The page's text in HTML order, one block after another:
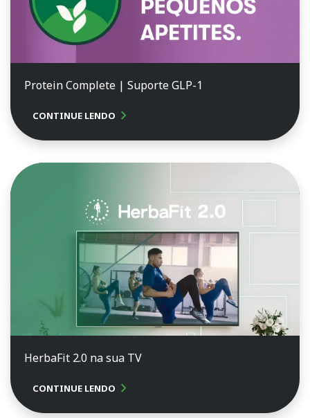
Protein Complete | Suporte GLP-1
CONTINUE LENDO chevron_right
HerbaFit 2.0 na sua TV
CONTINUE LENDO chevron_right